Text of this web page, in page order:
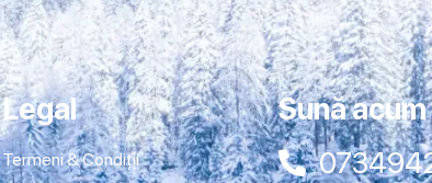
Legal
Termeni & Condiții
Sună acum